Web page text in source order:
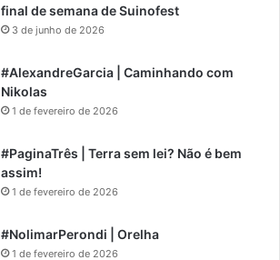
final de semana de Suinofest
3 de junho de 2026
#AlexandreGarcia | Caminhando com
Nikolas
1 de fevereiro de 2026
#PaginaTrês | Terra sem lei? Não é bem
assim!
1 de fevereiro de 2026
#NolimarPerondi | Orelha
1 de fevereiro de 2026